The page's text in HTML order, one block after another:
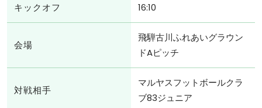
キックオフ 16:10
会場
飛騨古川ふれあいグラウン
ドAピッチ
対戦相手
マルヤスフットボールクラ
ブ83ジュニア